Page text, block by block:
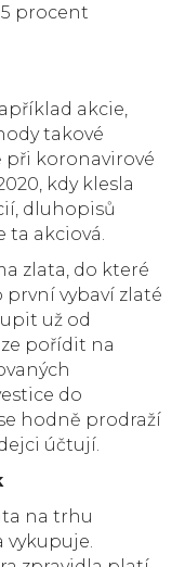
procent
akcie,
takové
při koronavirové
kdy klesla
dluhopisů
ta akciová.
zlata, do které
první vybaví zlaté
už od
pořídit na
do
hodně prodraží
účtují.
na trhu
vykupuje.